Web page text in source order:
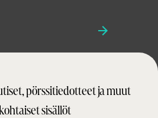
pörssitiedotteet ja muut
sisällöt